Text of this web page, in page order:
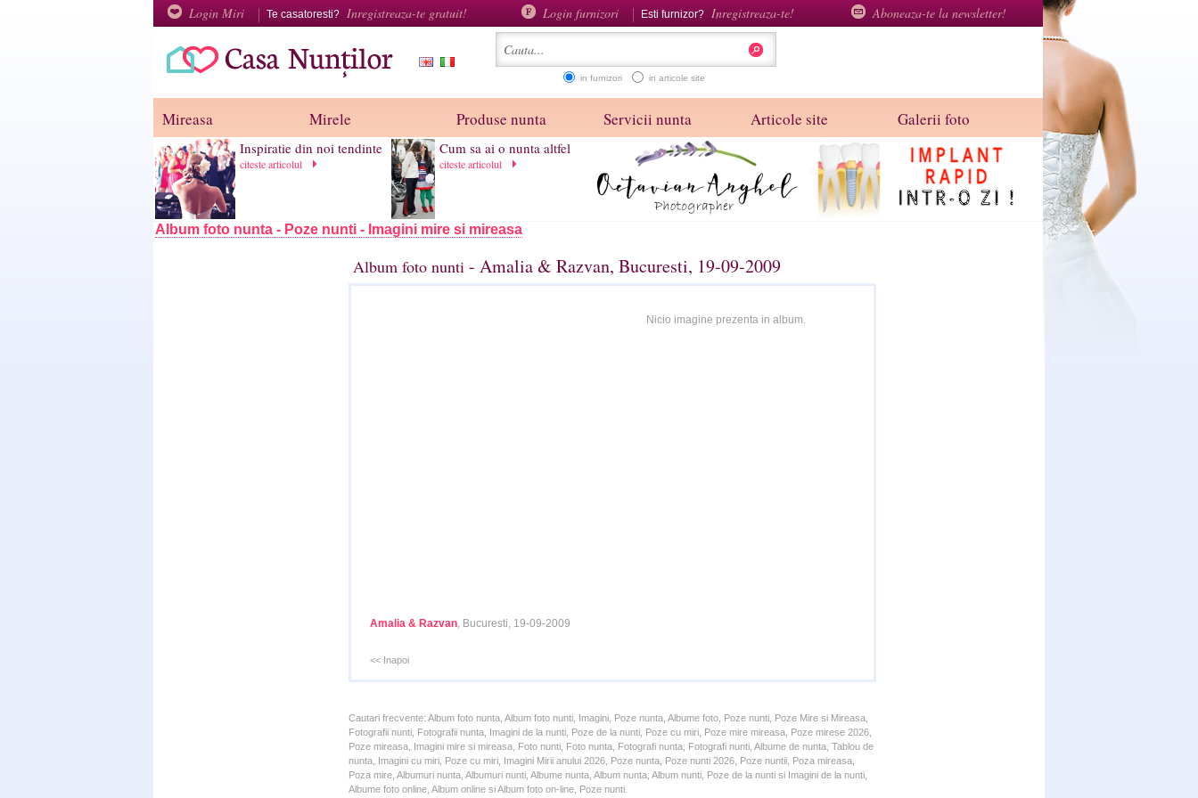
Login Miri Te casatoresti? Inregistreaza-te gratuit! Login furnizori Esti furnizor? Inregistreaza-te! Aboneaza-te la newsletter!
in furnizori in articole site
Mireasa Mirele Produse nunta Servicii nunta Articole site Galerii foto
Inspiratie din noi tendinte
citeste articolul
Cum sa ai o nunta altfel
citeste articolul
Album foto nunta - Poze nunti - Imagini mire si mireasa
Album foto nunti - Amalia & Razvan, Bucuresti, 19-09-2009
Nicio imagine prezenta in album.
Amalia & Razvan, Bucuresti, 19-09-2009
<< Inapoi
Cautari frecvente: Album foto nunta, Album foto nunti, Imagini, Poze nunta, Albume foto, Poze nunti, Poze Mire si Mireasa,
Fotografii nunti, Fotografii nunta, Imagini de la nunti, Poze de la nunti, Poze cu miri, Poze mire mireasa, Poze mirese 2026,
Poze mireasa, Imagini mire si mireasa, Foto nunti, Foto nunta, Fotografi nunta, Fotografi nunti, Albume de nunta, Tablou de
nunta, Imagini cu miri, Poze cu miri, Imagini Mirii anului 2026, Poze nunta, Poze nunti 2026, Poze nuntii, Poza mireasa,
Poza mire, Albumuri nunta, Albumuri nunti, Albume nunta, Album nunta, Album nunti, Poze de la nunti si Imagini de la nunti,
Albume foto online, Album online si Album foto on-line, Poze nunti.